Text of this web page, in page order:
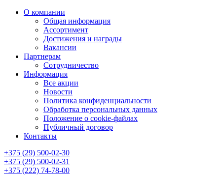
О компании
Общая информация
Ассортимент
Достижения и награды
Вакансии
Партнерам
Сотрудничество
Информация
Все акции
Новости
Политика конфиденциальности
Обработка персональных данных
Положение о cookie-файлах
Публичный договор
Контакты
+375 (29) 500-02-30
+375 (29) 500-02-31
+375 (222) 74-78-00